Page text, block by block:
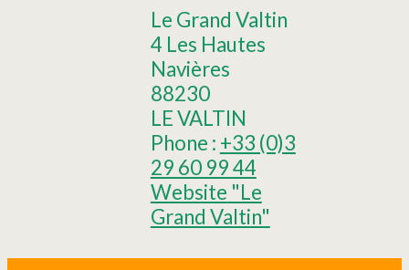
Le Grand Valtin
4 Les Hautes
Navières
88230
LE VALTIN
Phone : +33 (0)3
29 60 99 44
Website "Le
Grand Valtin"